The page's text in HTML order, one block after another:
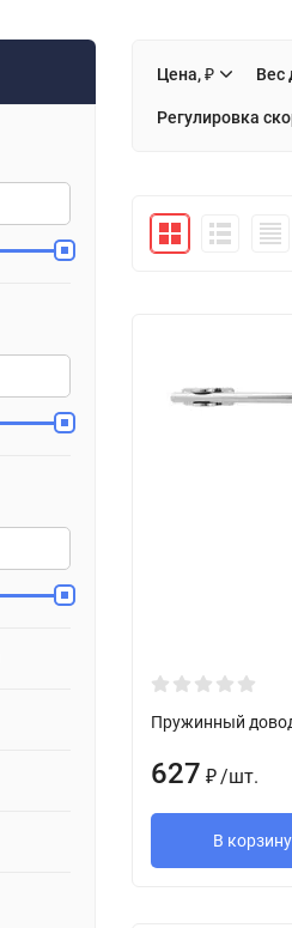
Цена, ₽ Вес
Регулировка
Пружинный
627 ₽ /шт.
В корзину